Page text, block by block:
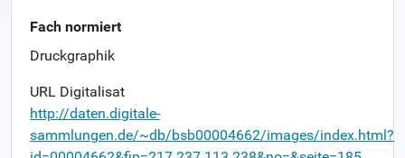
Fach normiert
Druckgraphik
URL Digitalisat
http://daten.digitale-
sammlungen.de/~db/bsb00004662/images/index.html?